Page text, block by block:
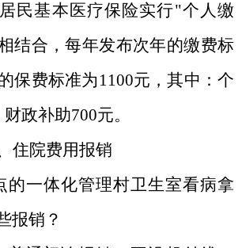
民基本医疗保险实行"个人缴
结合，每年发布次年的缴费标
保费标准为 1100元，其中：个
财政补助700元。
住院费用报销
的一体化管理村卫生室看病拿
报销？